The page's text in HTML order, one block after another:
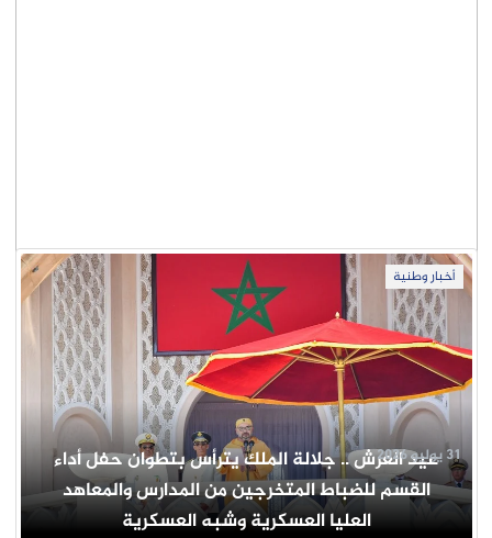
أخبار وطنية
عيد العرش .. جلالة الملك يترأس بتطوان حفل أداء
القسم للضباط المتخرجين من المدارس والمعاهد
العليا العسكرية وشبه العسكرية
31 يوليو 2026